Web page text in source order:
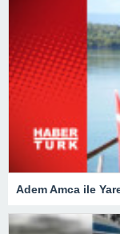
Adem Amca ile